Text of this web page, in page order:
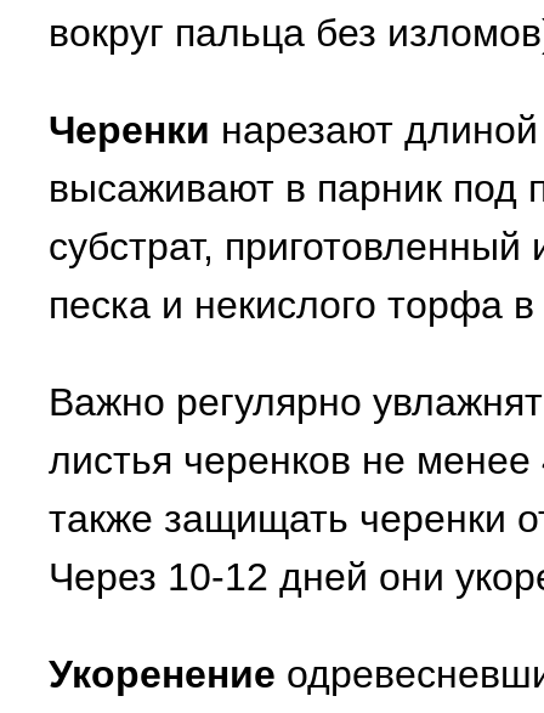
вокруг пальца без
Черенки нарезают
высаживают в парник под
субстрат, приготовленный
песка и некислого торфа
Важно регулярно
листья черенков не
также защищать черенки
Через 10-12 дней они
Укоренение